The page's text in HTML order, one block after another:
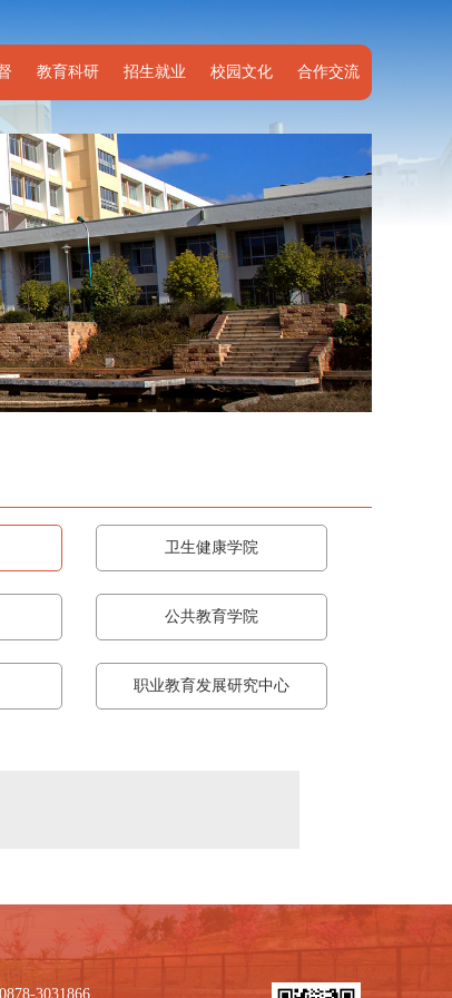
教育科研 招生就业 校园文化 合作交流
卫生健康学院
公共教育学院
职业教育发展研究中心
3031866